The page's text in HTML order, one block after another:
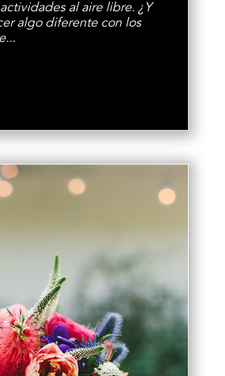
al aire libre. ¿Y
algo diferente con los